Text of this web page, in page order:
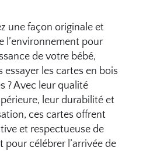
une façon originale et
l’environnement pour
de votre bébé,
essayer les cartes en bois
? Avec leur qualité
leur durabilité et
ces cartes offrent
et respectueuse de
pour célébrer l’arrivée de